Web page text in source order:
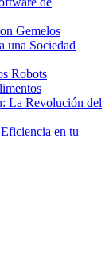
Gemelos
una Sociedad
Robots
La Revolución del
en tu